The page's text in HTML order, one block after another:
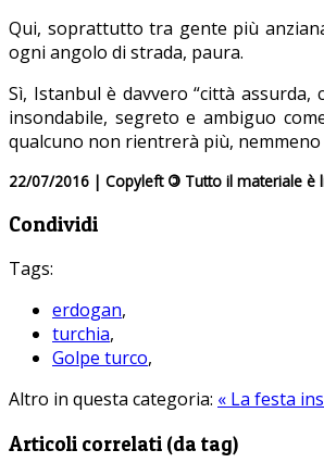
Qui, soprattutto tra gente più
ogni angolo di strada, paura.
Sì, Istanbul è davvero “città
insondabile, segreto e ambiguo
qualcuno non rientrerà più,
22/07/2016 | Copyleft © Tutto il materiale è
Condividi
Tags:
erdogan,
turchia,
Golpe turco,
Altro in questa categoria: « La festa
Articoli correlati (da tag)